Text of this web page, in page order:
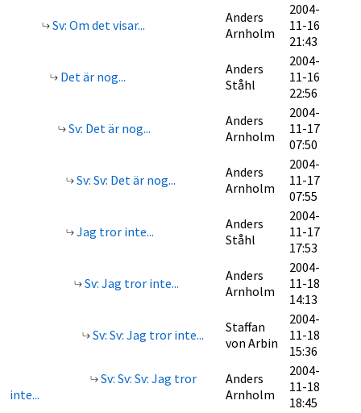
Sv: Om det visar...
Anders
Arnholm
2004-
11-16
21:43
Det är nog...
Anders
Ståhl
2004-
11-16
22:56
Sv: Det är nog...
Anders
Arnholm
2004-
11-17
07:50
Sv: Sv: Det är nog...
Anders
Arnholm
2004-
11-17
07:55
Jag tror inte...
Anders
Ståhl
2004-
11-17
17:53
Sv: Jag tror inte...
Anders
Arnholm
2004-
11-18
14:13
Sv: Sv: Jag tror inte...
Staffan
von Arbin
2004-
11-18
15:36
Sv: Sv: Sv: Jag tror
inte...
Anders
Arnholm
2004-
11-18
18:45